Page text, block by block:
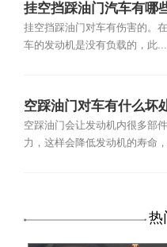
挂空挡踩油门汽车有哪
挂空挡踩油门对车有伤害的。
车的发动机是没有负载的，此...
空踩油门对车有什么坏
空踩油门会让发动机内很多部
力，这样会降低发动机的寿命
热